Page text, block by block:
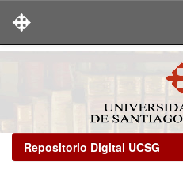
Repositorio Digital UCSG